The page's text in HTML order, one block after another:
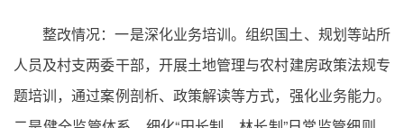
整改情况：一是深化业务培训。组织国土、规划等站所
人员及村支两委干部，开展土地管理与农村建房政策法规专
题培训，通过案例剖析、政策解读等方式，强化业务能力。